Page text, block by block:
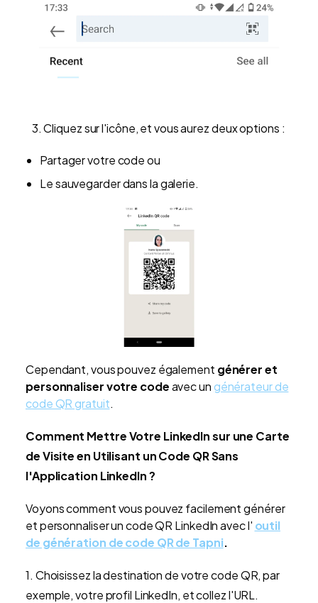
3. Cliquez sur l'icône, et vous aurez deux options :
Partager votre code ou
Le sauvegarder dans la galerie.
Cependant, vous pouvez également générer et
personnaliser votre codeavec ungénérateur de
code QR gratuit.
Comment Mettre Votre LinkedIn sur une Carte
de Visite en Utilisant un Code QR Sans
l'Application LinkedIn ?
Voyons comment vous pouvez facilement générer
et personnaliser un code QR LinkedIn avec l' outil
de génération de code QR de Tapni.
1. Choisissez la destination de votre code QR, par
exemple, votre profil LinkedIn, et collez l'URL.